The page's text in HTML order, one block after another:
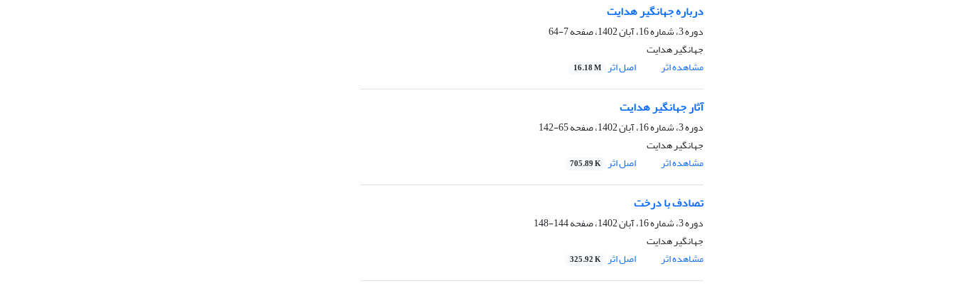
درباره جهانگیر هدایت
دوره 3، شماره 16، آبان 1402، صفحه
7-64
جهانگیر هدایت
مشاهده اثر
اصل اثر 16.18 M
آثار جهانگیر هدایت
دوره 3، شماره 16، آبان 1402، صفحه
65-142
جهانگیر هدایت
مشاهده اثر
اصل اثر 705.89 K
تصادف با درخت
دوره 3، شماره 16، آبان 1402، صفحه
144-148
جهانگیر هدایت
مشاهده اثر
اصل اثر 325.92 K